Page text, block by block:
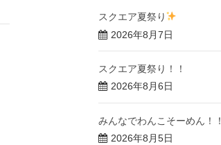
スクエア夏祭り
2026年8月7日
スクエア夏祭り！！
2026年8月6日
みんなでわんこそーめん！！
2026年8月5日